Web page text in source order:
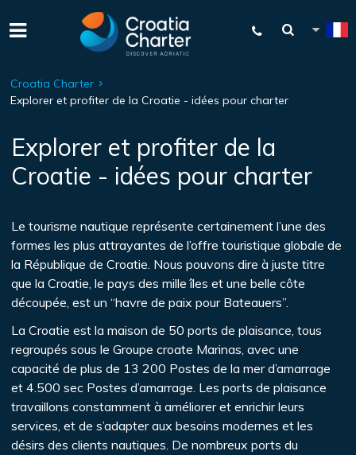
Croatia Charter
Explorer et profiter de la Croatie - idées pour charter
Explorer et profiter de la
Croatie - idées pour charter
Le tourisme nautique représente certainement l’une des
formes les plus attrayantes de l’offre touristique globale de
la République de Croatie. Nous pouvons dire à juste titre
que la Croatie, le pays des mille îles et une belle côte
découpée, est un “havre de paix pour Bateauers”.
La Croatie est la maison de 50 ports de plaisance, tous
regroupés sous le Groupe croate Marinas, avec une
capacité de plus de 13 200 Postes de la mer d’amarrage
et 4.500 sec Postes d’amarrage. Les ports de plaisance
travaillons constamment à améliorer et enrichir leurs
services, et de s’adapter aux besoins modernes et les
désirs des clients nautiques. De nombreux ports du